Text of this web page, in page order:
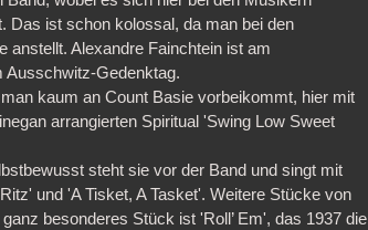
Das ist schon kolossal, da man bei den
anstellt. Alexandre Fainchtein ist am
Ausschwitz-Gedenktag.
kaum an Count Basie vorbeikommt, hier mit
arrangierten Spiritual 'Swing Low Sweet
steht sie vor der Band und singt mit
und 'A Tisket, A Tasket'. Weitere Stücke von
besonderes Stück ist 'Roll’ Em', das 1937 die